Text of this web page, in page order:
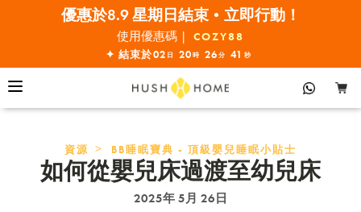
優惠於8.9 星期日結束•立即行動！
全線7折!
使用優惠碼 | COZY88
✦ 結束於02 日 20 時 26 分 40 秒
資源 > BB睡眠寶典 - 頂級嬰兒睡眠小貼士
如何從嬰兒床過渡至幼兒床
2025年 5月 26日